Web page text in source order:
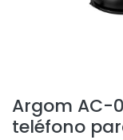
Argom AC-
teléfono